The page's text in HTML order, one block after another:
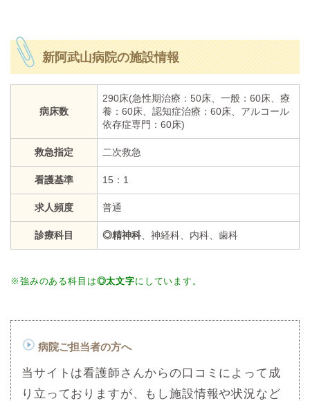
新阿武山病院の施設情報
病床数
290床(急性期治療：50床、一般：60床、療
養：60床、認知症治療：60床、アルコール
依存症専門：60床)
救急指定 二次救急
看護基準 15：1
求人頻度 普通
診療科目 ◎精神科 、神経科、内科、歯科
※強みのある科目は◎太文字にしています。
病院ご担当者の方へ
当サイトは看護師さんからの口コミによって成
り立っておりますが、もし施設情報や状況など